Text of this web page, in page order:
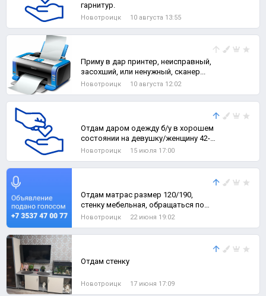
гарнитур.
Новотроицк 10 августа 13:55
Приму в дар принтер, неисправный,
засохший, или ненужный, сканер...
Новотроицк 10 августа 12:02
Отдам даром одежду б/у в хорошем
состоянии на девушку/женщину 42-
44 размера, а также детские вещи б/
Новотроицк 15 июля 17:00
Отдам матрас размер 120/190,
стенку мебельная, обращаться по
телефону (922)889-06-94
Новотроицк 22 июня 19:02
Отдам стенку
Новотроицк 17 июня 17:09